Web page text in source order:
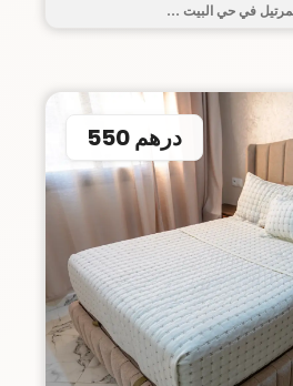
في حي البيت ...
550 درهم